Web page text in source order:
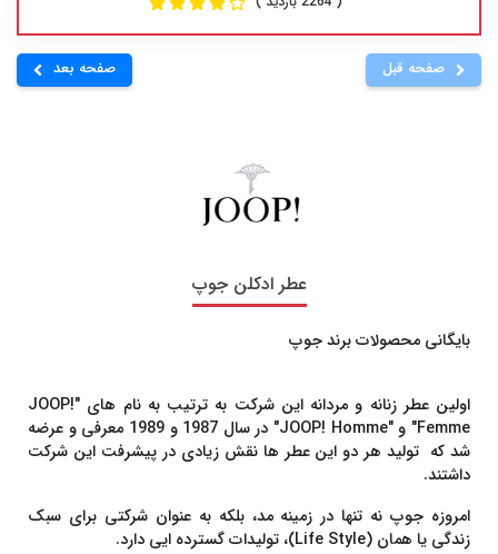
صفحه قبل صفحه بعد
عطر ادکلن جوپ
بایگانی محصولات برند جوپ
اولین عطر زنانه و مردانه این شرکت به ترتیب به نام های "JOOP!
Femme" و "JOOP! Homme" در سال 1987 و 1989 معرفی و عرضه
شد که تولید هر دو این عطر ها نقش زیادی در پیشرفت این شرکت
داشتند.
امروزه جوپ نه تنها در زمینه مد، بلکه به عنوان شرکتی برای سبک
زندگی یا همان (Life Style)، تولیدات گسترده ایی دارد.